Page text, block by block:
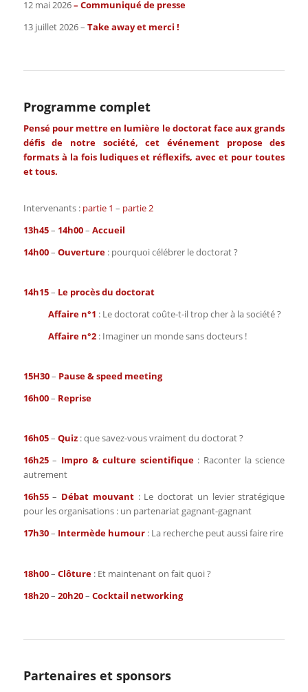
Etes-vous titulaire du diplôme national de doctorat?
Non
Année d'obtention du doctorat?
Participez-vous au cocktail de clôture?
Oui
Non
12 mai 2026– Communiqué de presse
13 juillet 2026 – Take away et merci !
Programme complet
Pensé pour mettre en lumière le doctorat face aux grands
défis de notre société, cet événement propose des
formats à la fois ludiques et réflexifs, avec et pour toutes
et tous.
Intervenants : partie 1 – partie 2
13h45– 14h00– Accueil
14h00– Ouverture: pourquoi célébrer le doctorat ?
14h15– Le procès du doctorat
Affaire n°1 : Le doctorat coûte-t-il trop cher à la société ?
Affaire n°2: Imaginer un monde sans docteurs !
15H30– Pause & speed meeting
16h00– Reprise
16h05– Quiz: que savez-vous vraiment du doctorat ?
16h25– Impro & culture scientifique: Raconter la science
autrement
16h55– Débat mouvant: Le doctorat un levier stratégique
pour les organisations : un partenariat gagnant-gagnant
17h30– Intermède humour : La recherche peut aussi faire rire
18h00– Clôture: Et maintenant on fait quoi ?
18h20– 20h20– Cocktail networking
Partenaires et sponsors